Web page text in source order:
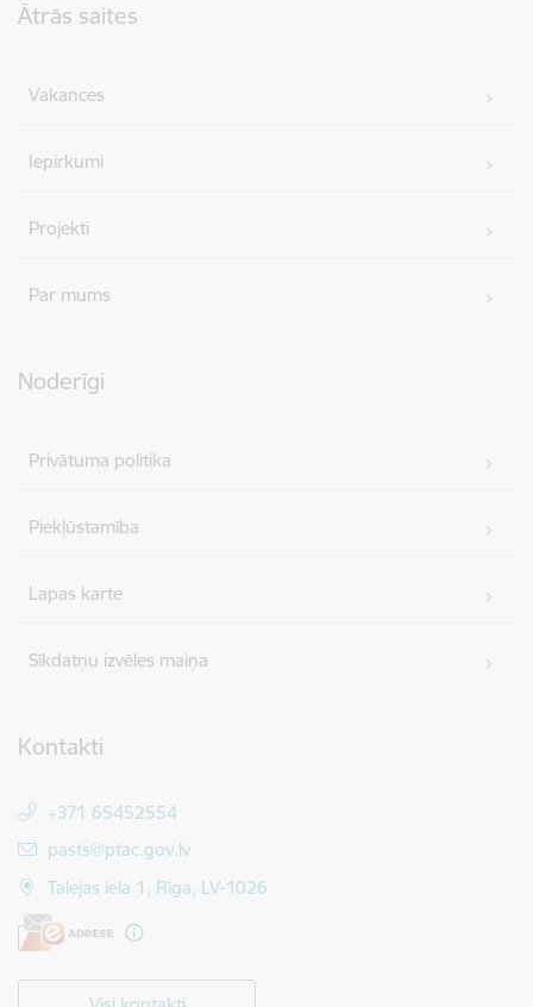
Ātrās saites
Vakances
Iepirkumi
Projekti
Par mums
Noderīgi
Privātuma politika
Piekļūstamība
Lapas karte
Sīkdatņu izvēles maiņa
Kontakti
+371 65452554
E-pasts:
pasts@ptac.gov.lv
Talejas iela 1, Rīga, LV-1026